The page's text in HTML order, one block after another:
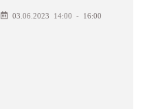
03.06.2023 14:00 - 16:00